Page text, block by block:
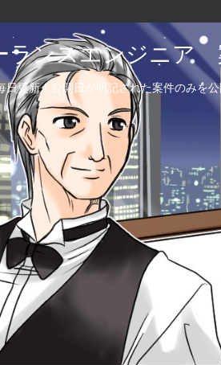
ランスエンジニア
更新！公開日が明記された案件のみを公